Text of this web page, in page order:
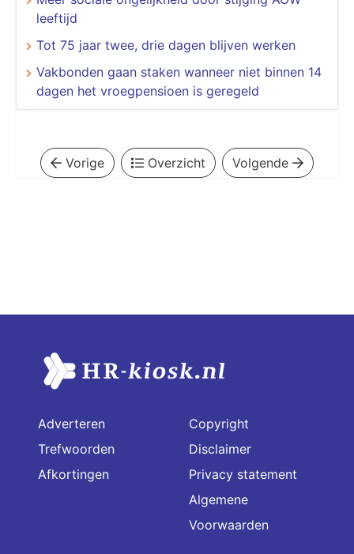
leeftijd
​​​​​​​Tot 75 jaar twee, drie dagen blijven werken
Vakbonden gaan staken wanneer niet binnen 14
dagen het vroegpensioen is geregeld
Vorige Overzicht Volgende
Adverteren
Trefwoorden
Afkortingen
Copyright
Disclaimer
Privacy statement
Algemene
Voorwaarden